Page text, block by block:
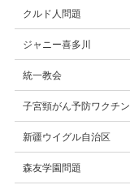
クルド人問題
ジャニー喜多川
統一教会
子宮頸がん予防ワクチン
新疆ウイグル自治区
森友学園問題